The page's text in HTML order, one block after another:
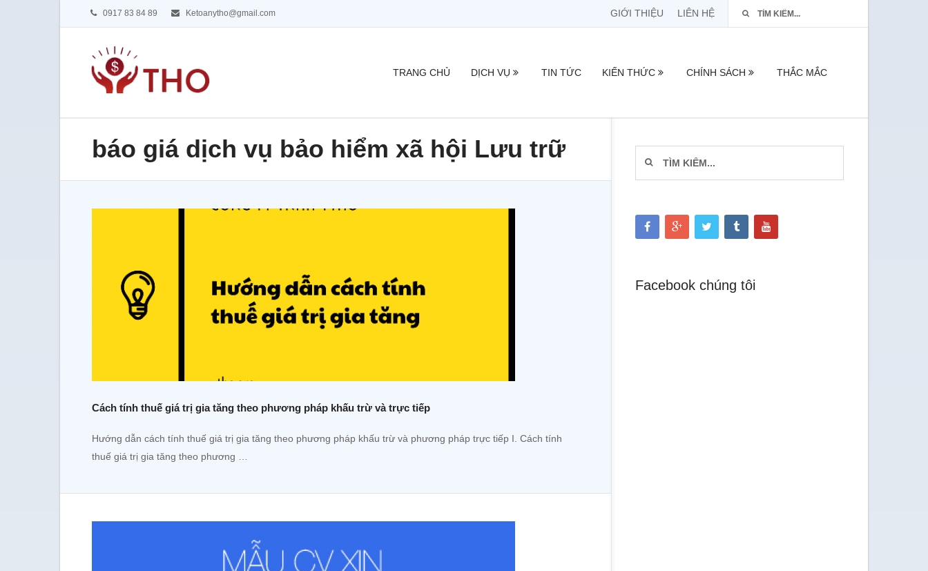
0917 83 84 89 Ketoanytho@gmail.com GIỚI THIỆU LIÊN HỆ
TRANG CHỦ DỊCH VỤ TIN TỨC KIẾN THỨC CHÍNH SÁCH THẮC MẮC
báo giá dịch vụ bảo hiểm xã hội Lưu trữ
Cách tính thuế giá trị gia tăng theo phương pháp khấu trừ và trực tiếp
Hướng dẫn cách tính thuế giá trị gia tăng theo phương pháp khấu trừ và phương pháp trực tiếp I. Cách tính
thuế giá trị gia tăng theo phương …
Facebook chúng tôi